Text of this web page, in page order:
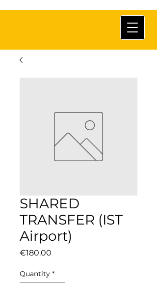
SHARED
TRANSFER (IST
Airport)
€180.00
Quantity *